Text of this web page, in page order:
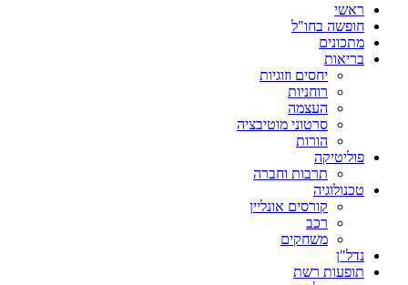
ראשי
חופשה בחו"ל
מתכונים
בריאות
יחסים וזוגיות
רוחניות
העצמה
סרטוני מוטיבציה
הורות
פוליטיקה
תרבות וחברה
טכנולוגיה
קורסים אונליין
רכב
משחקים
נדל"ן
תופעות רשת